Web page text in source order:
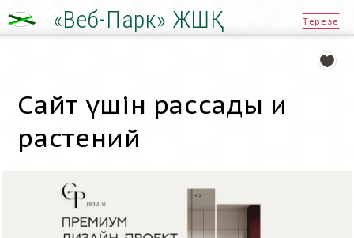
«Веб-Парк» ЖШҚ Терезе
Сайт үшін рассады и
растений